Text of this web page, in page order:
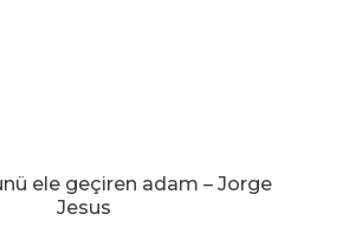
ele geçiren adam – Jorge
Jesus